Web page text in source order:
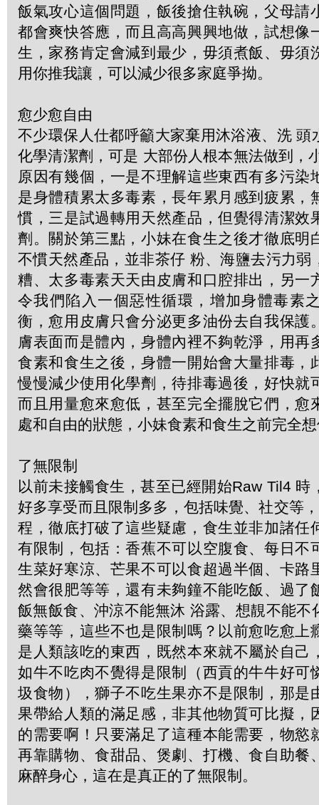
飯氣攻心這個問題，飯後搶住執碗，父母請
都會爽快答應，而且高高興興地做，試想像
生，家務肯定會減到最少，毋須煮飯、毋須
用你推我讓，可以減少很多家庭爭拗。
愈少愈自由
不少環保人仕都呼籲大家棄用沐浴液、洗 頭
化學清潔劑，可是 大部份人根本無法做到，
原因有幾個，一是不理解這些東西有多污染
是身體積累太多毒素，長年累月感到疲累，
慣，三是試過轉用天然產品，但覺得清潔效
劑。關於第三點，小妹在食生之後才徹底明
不慣天然產品，並非茶仔 粉、海鹽去污力弱
糟、太多毒素天天由皮膚和口腔排出，另一
令我們陷入一個惡性循環，增加身體毒素
衡，愈用皮膚只會分泌更多油份去自我保護
膚表面而是體內，身體內裡不夠乾淨，用再
食素和食生之後，身體一開始會大量排毒，
慢慢減少使用化學劑，待排毒過後，好快就
而且用量愈來愈低，甚至完全擺脫它們，愈
處和自由的狀態，小妹食素和食生之前完全
了無限制
以前未接觸食生，甚至已經開始Raw Til4 時
好多享受而且限制多多，包括味覺、社交等
程，徹底打破了這些疑慮，食生並非加諸任
有限制，包括：香蕉不可以空腹食、每日不
生菜好寒涼、芒果不可以食超過半個、卡路
然會很肥等等，還有未夠鐘不能吃飯、過了
飯無飯食、沖涼不能無沐 浴露、想靚不能不
藥等等，這些不也是限制嗎？以前愈吃愈上
是人類該吃的東西，既然本來就不屬於自己
如牛不吃肉不覺得是限制（西貢的牛牛好可
圾食物），獅子不吃生果亦不是限制，那是
果帶給人類的滿足感，非其他物質可比擬，
的需要啊！只要滿足了這種本能需要，物慾
再靠購物、食甜品、煲劇、打機、食自助餐
麻醉身心，這在是真正的了無限制。